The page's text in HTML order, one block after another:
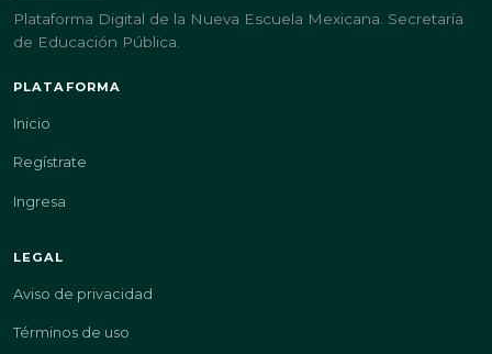
Plataforma Digital de la Nueva Escuela Mexicana. Secretaría
de Educación Pública.
PLATAFORMA
Inicio
Regístrate
Ingresa
LEGAL
Aviso de privacidad
Términos de uso